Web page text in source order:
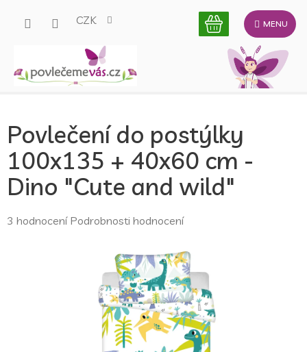
CZK
Povlečení do postýlky
100x135 + 40x60 cm -
Dino "Cute and wild"
Průměrné
3 hodnocení Podrobnosti hodnocení